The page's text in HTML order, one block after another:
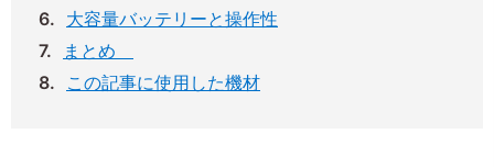
大容量バッテリーと操作性
まとめ
この記事に使用した機材